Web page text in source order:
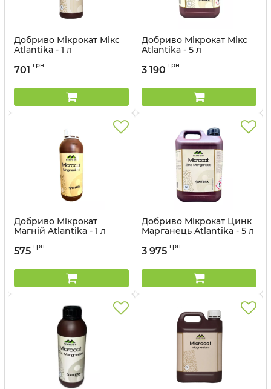
Добриво Мікрокат Мікс
Atlantika - 1 л
701 грн
Добриво Мікрокат Мікс
Atlantika - 5 л
3 190 грн
Добриво Мікрокат
Магній Atlantika - 1 л
575 грн
Добриво Мікрокат Цинк
Марганець Atlantika - 5 л
3 975 грн